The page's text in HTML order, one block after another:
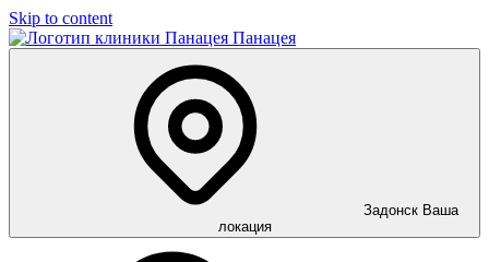
Skip to content
Панацея
Задонск Ваша
локация